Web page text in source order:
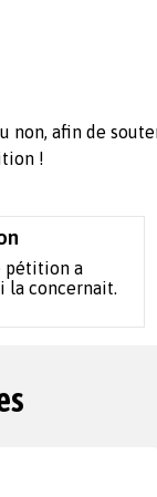
non, afin de
!
pétition a
la concernait.